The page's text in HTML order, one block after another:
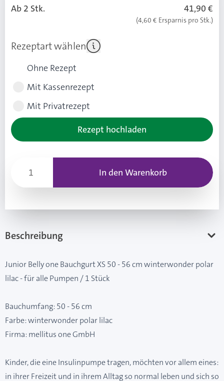
Ab 2 Stk. 41,90 €
(4,60 € Ersparnis pro Stk.)
Rezeptart wählen
Ohne Rezept
Mit Kassenrezept
Mit Privatrezept
Rezept hochladen
In den Warenkorb
Beschreibung
Junior Belly one Bauchgurt XS 50 - 56 cm winterwonder polar
lilac - für alle Pumpen / 1 Stück
Bauchumfang: 50 - 56 cm
Farbe: winterwonder polar lilac
Firma: mellitus one GmbH
Kinder, die eine Insulinpumpe tragen, möchten vor allem eines:
in ihrer Freizeit und in ihrem Alltag so normal leben und sich so